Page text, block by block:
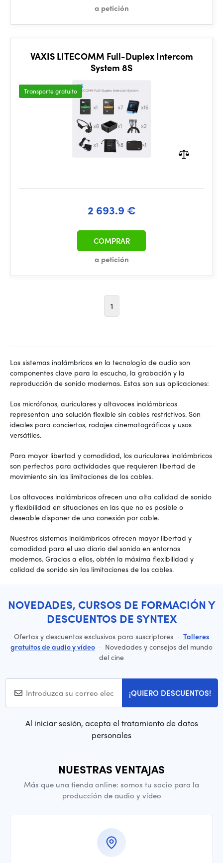
a petición
VAXIS LITECOMM Full-Duplex Intercom
System 8S
Transporte gratuito
2 693.9 €
a petición
COMPRAR
1
Los sistemas inalámbricos en la tecnología de audio son
componentes clave para la escucha, la grabación y la
reproducción de sonido modernas. Estas son sus aplicaciones:
Los micrófonos, auriculares y altavoces inalámbricos
representan una solución flexible sin cables restrictivos. Son
ideales para conciertos, rodajes cinematográficos y usos
versátiles.
Para mayor libertad y comodidad, los auriculares inalámbricos
son perfectos para actividades que requieren libertad de
movimiento sin las limitaciones de los cables.
Los altavoces inalámbricos ofrecen una alta calidad de sonido
y flexibilidad en situaciones en las que no es posible o
deseable disponer de una conexión por cable.
Nuestros sistemas inalámbricos ofrecen mayor libertad y
comodidad para el uso diario del sonido en entornos
modernos. Gracias a ellos, obtén la máxima flexibilidad y
calidad de sonido sin las limitaciones de los cables.
NOVEDADES, CURSOS DE FORMACIÓN Y
DESCUENTOS DE SYNTEX
Ofertas y descuentos exclusivos para suscriptores · Talleres
gratuitos de audio y vídeo · Novedades y consejos del mundo
del cine
¡QUIERO DESCUENTOS!
Al iniciar sesión, acepta el tratamiento de datos
personales
NUESTRAS VENTAJAS
Más que una tienda online: somos tu socio para la
producción de audio y vídeo